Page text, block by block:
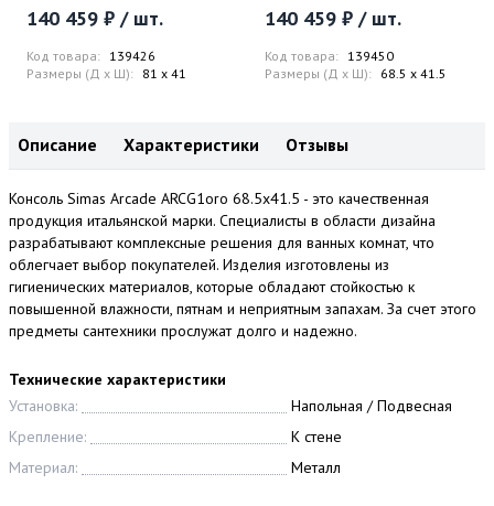
140 459 ₽ / шт.
Код товара: 139426
Размеры (Д x Ш): 81 x 41
140 459 ₽ / шт.
Код товара: 139450
Размеры (Д x Ш): 68.5 x 41.5
Описание Характеристики Отзывы
Консоль Simas Arcade ARCG1oro 68.5х41.5 - это качественная
продукция итальянской марки. Специалисты в области дизайна
разрабатывают комплексные решения для ванных комнат, что
облегчает выбор покупателей. Изделия изготовлены из
гигиенических материалов, которые обладают стойкостью к
повышенной влажности, пятнам и неприятным запахам. За счет этого
предметы сантехники прослужат долго и надежно.
Технические характеристики
Установка:
Напольная / Подвесная
Крепление:
К стене
Материал:
Металл